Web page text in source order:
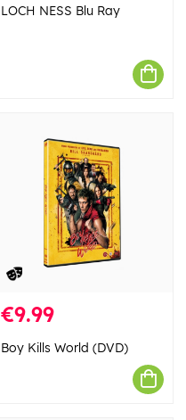
LOCH NESS Blu Ray
€9.99
Boy Kills World (DVD)